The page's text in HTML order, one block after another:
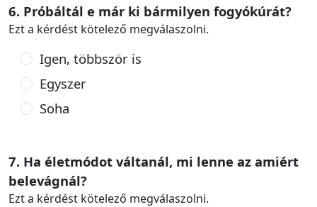
6. Próbáltál e már ki bármilyen fogyókúrát?
Ezt a kérdést kötelező megválaszolni.
Igen, többször is
Egyszer
Soha
7. Ha életmódot váltanál, mi lenne az amiért
belevágnál?
Ezt a kérdést kötelező megválaszolni.